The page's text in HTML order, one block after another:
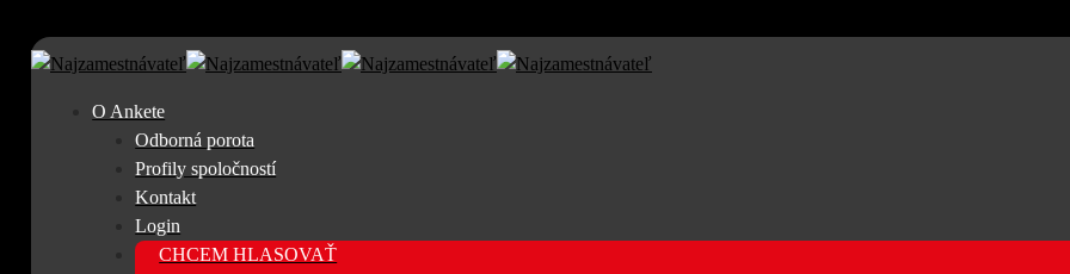
O Ankete
Odborná porota
Profily spoločností
Kontakt
Login
CHCEM HLASOVAŤ